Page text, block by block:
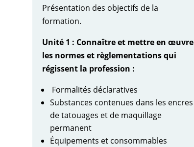
Présentation des objectifs de la
formation.
Unité 1 : Connaître et mettre en œuvre
les normes et règlementations qui
régissent la profession :
Formalités déclaratives
Substances contenues dans les encres
de tatouages et de maquillage
permanent
Équipements et consommables